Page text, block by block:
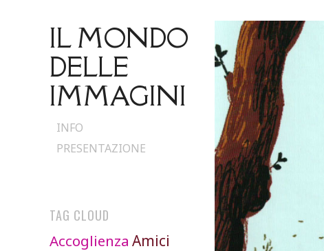
IL MONDO
DELLE
IMMAGINI
Skip
to
INFO
PRESENTAZIONE
TAG CLOUD
Accoglienza Amici